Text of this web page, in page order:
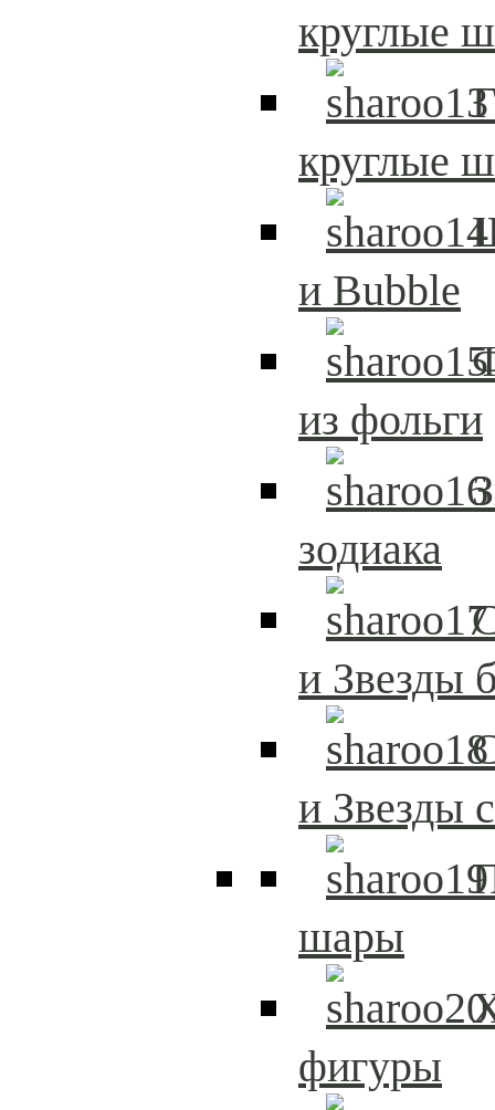
круглые
круглые
и Bubble
из фольги
зодиака
и Звезды
и Звезды
шары
фигуры